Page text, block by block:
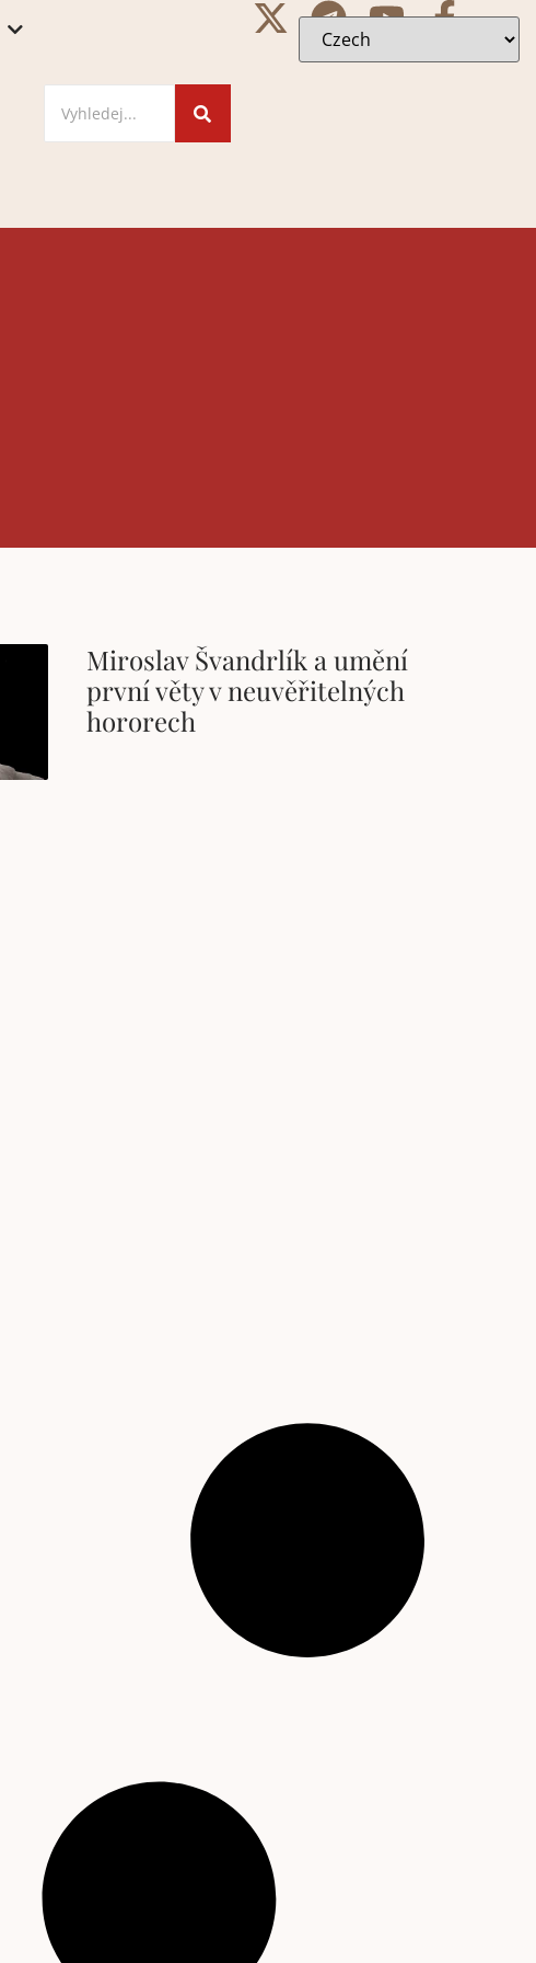
Miroslav Švandrlík a umění
první věty v neuvěřitelných
hororech